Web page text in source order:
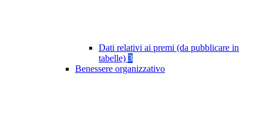
Dati relativi ai premi (da pubblicare in
tabelle) 3
Benessere organizzativo